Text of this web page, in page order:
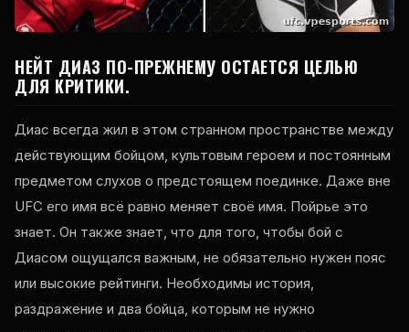
НЕЙТ ДИАЗ ПО-ПРЕЖНЕМУ ОСТАЕТСЯ ЦЕЛЬЮ
ДЛЯ КРИТИКИ.
Диас всегда жил в этом странном пространстве между
действующим бойцом, культовым героем и постоянным
предметом слухов о предстоящем поединке. Даже вне
UFC его имя всё равно меняет своё имя. Пойрье это
знает. Он также знает, что для того, чтобы бой с
Диасом ощущался важным, не обязательно нужен пояс
или высокие рейтинги. Необходимы история,
раздражение и два бойца, которым не нужно